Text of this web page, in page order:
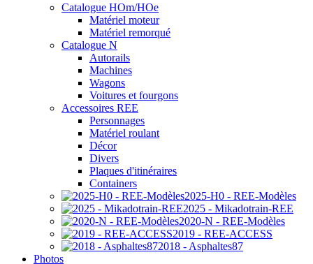
Catalogue HOm/HOe
Matériel moteur
Matériel remorqué
Catalogue N
Autorails
Machines
Wagons
Voitures et fourgons
Accessoires REE
Personnages
Matériel roulant
Décor
Divers
Plaques d'itinéraires
Containers
2025-H0 - REE-Modèles
2025 - Mikadotrain-REE
2020-N - REE-Modèles
2019 - REE-ACCESS
2018 - Asphaltes87
Photos